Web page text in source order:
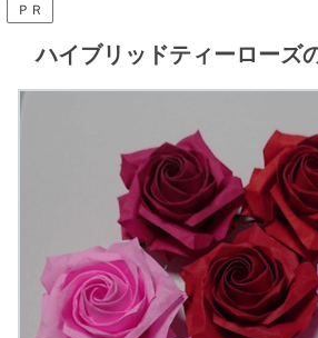
ＰＲ
ハイブリッドティーローズ